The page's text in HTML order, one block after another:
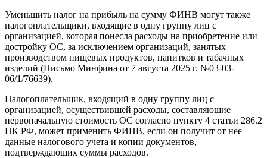
Уменьшить налог на прибыль на сумму ФИНВ могут также
налогоплательщики, входящие в одну группу лиц с
организацией, которая понесла расходы на приобретение или
достройку ОС, за исключением организаций, занятых
производством пищевых продуктов, напитков и табачных
изделий (Письмо Минфина от 7 августа 2025 г. №03-03-
06/1/76639).
Налогоплательщик, входящий в одну группу лиц с
организацией, осуществившей расходы, составляющие
первоначальную стоимость ОС согласно пункту 4 статьи 286.2
НК РФ, может применить ФИНВ, если он получит от нее
данные налогового учета и копии документов,
подтверждающих суммы расходов.